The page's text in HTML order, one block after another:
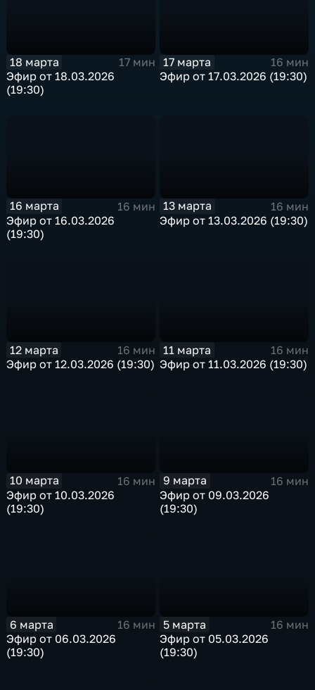
18 марта
17 мин
Эфир от 18.03.2026
(19:30)
17 марта
16 мин
Эфир от 17.03.2026 (19:30)
16 марта
16 мин
Эфир от 16.03.2026
(19:30)
13 марта
16 мин
Эфир от 13.03.2026 (19:30)
12 марта
16 мин
Эфир от 12.03.2026 (19:30)
11 марта
16 мин
Эфир от 11.03.2026 (19:30)
10 марта
16 мин
Эфир от 10.03.2026
(19:30)
9 марта
16 мин
Эфир от 09.03.2026
(19:30)
6 марта
16 мин
Эфир от 06.03.2026
(19:30)
5 марта
16 мин
Эфир от 05.03.2026
(19:30)